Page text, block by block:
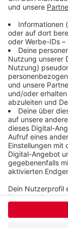
könne man
nach dem
Veröffentlicht:
Anzeige
Anzeige